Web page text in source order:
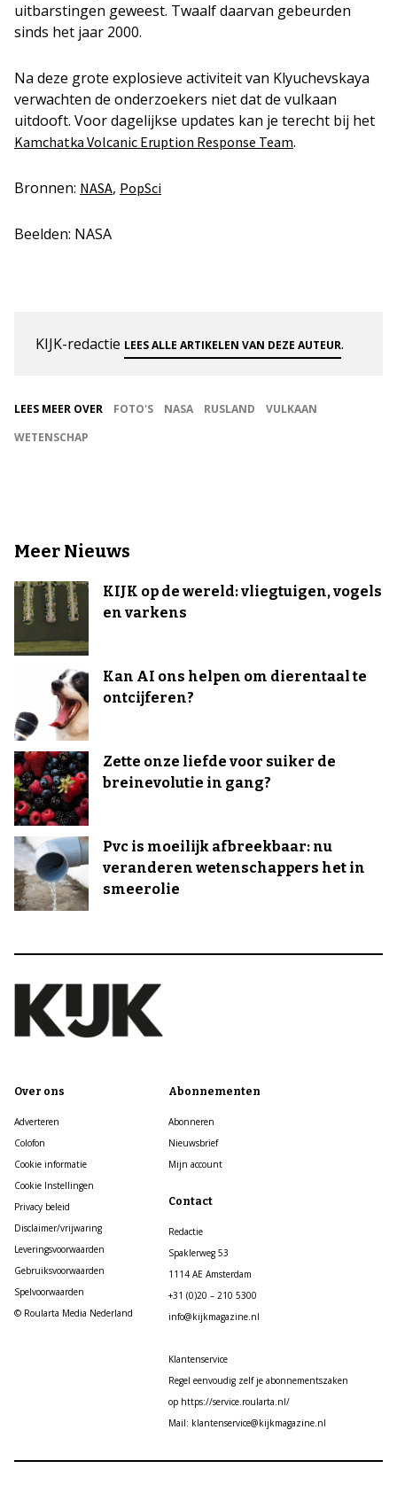
uitbarstingen geweest. Twaalf daarvan gebeurden
sinds het jaar 2000.
Na deze grote explosieve activiteit van Klyuchevskaya
verwachten de onderzoekers niet dat de vulkaan
uitdooft. Voor dagelijkse updates kan je terecht bij het
Kamchatka Volcanic Eruption Response Team.
Bronnen: NASA, PopSci
Beelden: NASA
KIJK-redactie LEES ALLE ARTIKELEN VAN DEZE AUTEUR.
LEES MEER OVER FOTO'S NASA RUSLAND
VULKAAN
WETENSCHAP
Meer Nieuws
KIJK op de wereld: vliegtuigen, vogels
en varkens
Kan AI ons helpen om dierentaal te
ontcijferen?
Zette onze liefde voor suiker de
breinevolutie in gang?
Pvc is moeilijk afbreekbaar: nu
veranderen wetenschappers het in
smeerolie
Over ons
Adverteren
Colofon
Cookie informatie
Cookie Instellingen
Privacy beleid
Disclaimer/vrijwaring
Leveringsvoorwaarden
Gebruiksvoorwaarden
Spelvoorwaarden
© Roularta Media Nederland
Abonnementen
Abonneren
Nieuwsbrief
Mijn account
Contact
Redactie
Spaklerweg 53
1114 AE Amsterdam
+31 (0)20 – 210 5300
info@kijkmagazine.nl
Klantenservice
Regel eenvoudig zelf je abonnementszaken
op https://service.roularta.nl/
Mail: klantenservice@kijkmagazine.nl